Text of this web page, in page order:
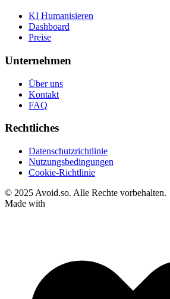
KI Humanisieren
Dashboard
Preise
Unternehmen
Über uns
Kontakt
FAQ
Rechtliches
Datenschutzrichtlinie
Nutzungsbedingungen
Cookie-Richtlinie
© 2025 Avoid.so. Alle Rechte vorbehalten.
Made with